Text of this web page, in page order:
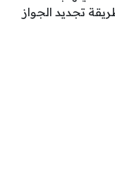
طريقة تجديد الجواز